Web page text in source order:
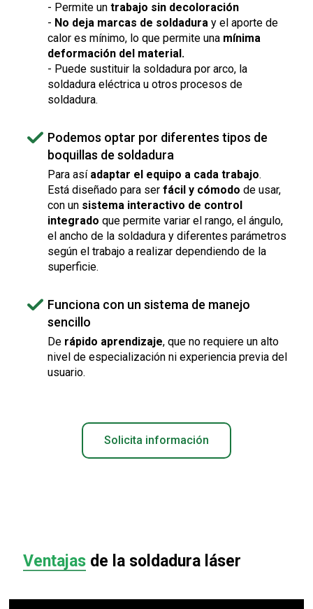
- Permite un trabajo sin decoloración
- No deja marcas de soldadura y el aporte de
calor es mínimo, lo que permite una mínima
deformación del material.
- Puede sustituir la soldadura por arco, la
soldadura eléctrica u otros procesos de
soldadura.
Podemos optar por diferentes tipos de
boquillas de soldadura
Para así adaptar el equipo a cada trabajo.
Está diseñado para ser fácil y cómodo de usar,
con un sistema interactivo de control
integrado que permite variar el rango, el ángulo,
el ancho de la soldadura y diferentes parámetros
según el trabajo a realizar dependiendo de la
superficie.
Funciona con un sistema de manejo
sencillo
De rápido aprendizaje, que no requiere un alto
nivel de especialización ni experiencia previa del
usuario.
Solicita información
Ventajas de la soldadura láser